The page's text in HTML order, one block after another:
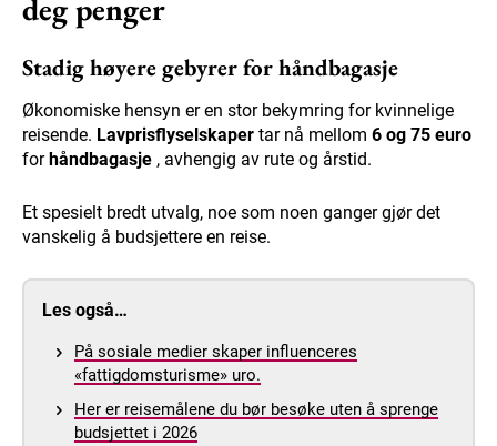
deg penger
Stadig høyere gebyrer for håndbagasje
Økonomiske hensyn er en stor bekymring for kvinnelige
reisende. Lavprisflyselskaper tar nå mellom 6 og 75 euro
forhåndbagasje , avhengig av rute og årstid.
Et spesielt bredt utvalg, noe som noen ganger gjør det
vanskelig å budsjettere en reise.
Les også…
På sosiale medier skaper influenceres
«fattigdomsturisme» uro.
Her er reisemålene du bør besøke uten å sprenge
budsjettet i 2026